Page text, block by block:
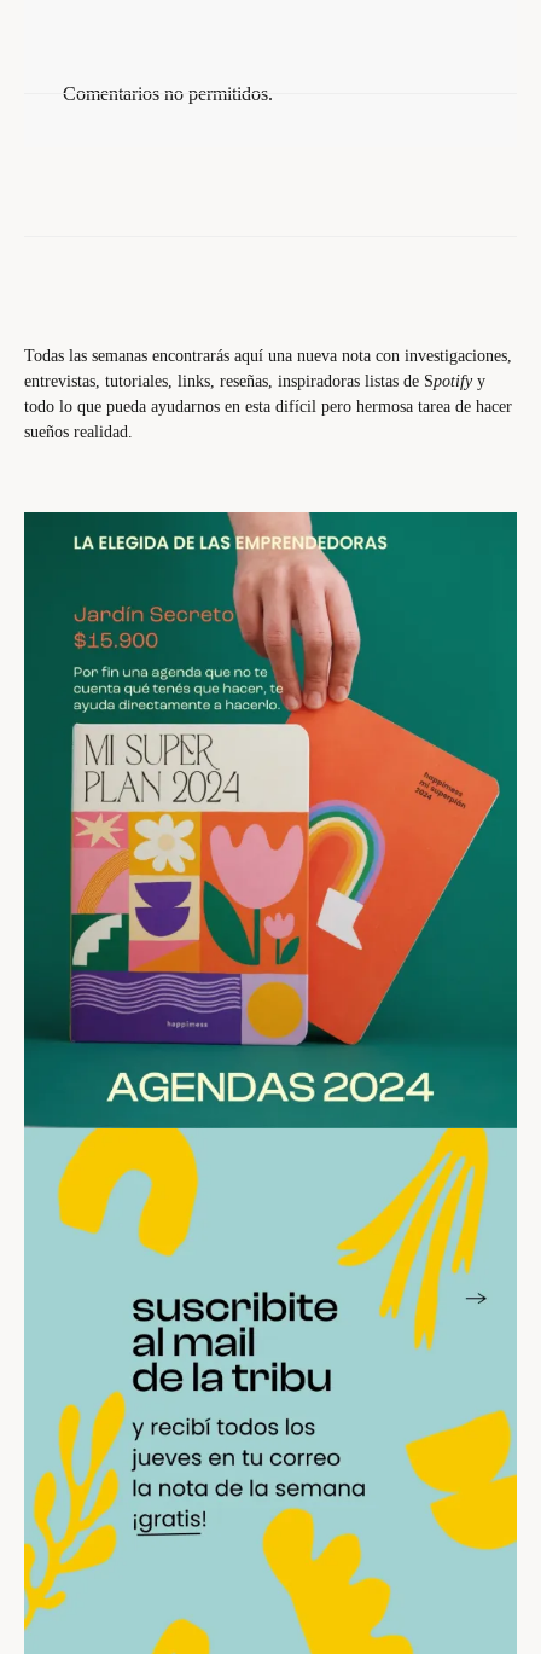
Comentarios no permitidos.
Todas las semanas encontrarás aquí una nueva nota con investigaciones,
entrevistas, tutoriales, links, reseñas, inspiradoras listas de Spotify y
todo lo que pueda ayudarnos en esta difícil pero hermosa tarea de hacer
sueños realidad.